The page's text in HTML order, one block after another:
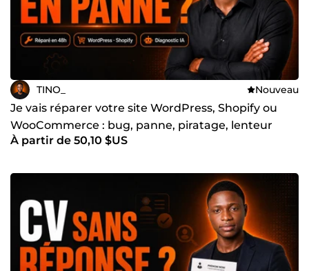
TINO_ Nouveau
Je vais réparer votre site WordPress, Shopify ou
WooCommerce : bug, panne, piratage, lenteur
À partir de 50,10 $US